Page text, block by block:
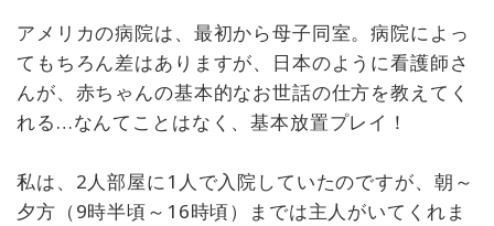
アメリカの病院は、最初から母子同室。病院によっ
てもちろん差はありますが、日本のように看護師さ
んが、赤ちゃんの基本的なお世話の仕方を教えてく
れる…なんてことはなく、基本放置プレイ！
私は、2人部屋に1人で入院していたのですが、朝～
夕方（9時半頃～16時頃）までは主人がいてくれま